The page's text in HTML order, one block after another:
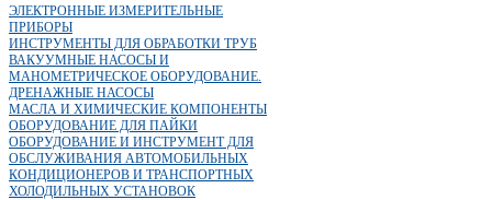
ЭЛЕКТРОННЫЕ ИЗМЕРИТЕЛЬНЫЕ
ПРИБОРЫ
ИНСТРУМЕНТЫ ДЛЯ ОБРАБОТКИ ТРУБ
ВАКУУМНЫЕ НАСОСЫ И
МАНОМЕТРИЧЕСКОЕ ОБОРУДОВАНИЕ.
ДРЕНАЖНЫЕ НАСОСЫ
МАСЛА И ХИМИЧЕСКИЕ КОМПОНЕНТЫ
ОБОРУДОВАНИЕ ДЛЯ ПАЙКИ
ОБОРУДОВАНИЕ И ИНСТРУМЕНТ ДЛЯ
ОБСЛУЖИВАНИЯ АВТОМОБИЛЬНЫХ
КОНДИЦИОНЕРОВ И ТРАНСПОРТНЫХ
ХОЛОДИЛЬНЫХ УСТАНОВОК